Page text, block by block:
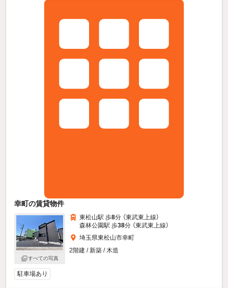
幸町の賃貸物件
すべての写真
東松山駅 歩8分 （東武東上線）
森林公園駅 歩38分 （東武東上線）
埼玉県東松山市幸町
2階建 / 新築 / 木造
駐車場あり